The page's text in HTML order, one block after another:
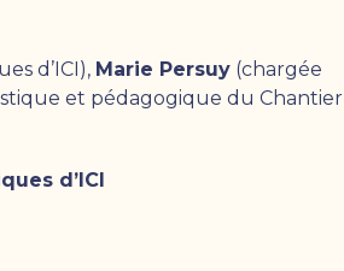
d’ICI), Marie Persuy (chargée
et pédagogique du Chantier
d’ICI